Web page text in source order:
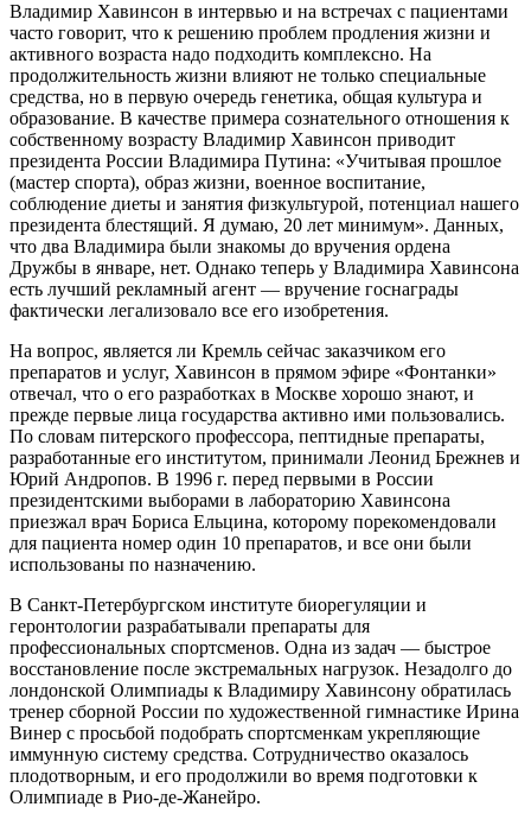
Владимир Хавинсон в интервью и на встречах с пациентами
часто говорит, что к решению проблем продления жизни и
активного возраста надо подходить комплексно. На
продолжительность жизни влияют не только специальные
средства, но в первую очередь генетика, общая культура и
образование. В качестве примера сознательного отношения к
собственному возрасту Владимир Хавинсон приводит
президента России Владимира Путина: «Учитывая прошлое
(мастер спорта), образ жизни, военное воспитание,
соблюдение диеты и занятия физкультурой, потенциал нашего
президента блестящий. Я думаю, 20 лет минимум». Данных,
что два Владимира были знакомы до вручения ордена
Дружбы в январе, нет. Однако теперь у Владимира Хавинсона
есть лучший рекламный агент — вручение госнаграды
фактически легализовало все его изобретения.
На вопрос, является ли Кремль сейчас заказчиком его
препаратов и услуг, Хавинсон в прямом эфире «Фонтанки»
отвечал, что о его разработках в Москве хорошо знают, и
прежде первые лица государства активно ими пользовались.
По словам питерского профессора, пептидные препараты,
разработанные его институтом, принимали Леонид Брежнев и
Юрий Андропов. В 1996 г. перед первыми в России
президентскими выборами в лабораторию Хавинсона
приезжал врач Бориса Ельцина, которому порекомендовали
для пациента номер один 10 препаратов, и все они были
использованы по назначению.
В Санкт-Петербургском институте биорегуляции и
геронтологии разрабатывали препараты для
профессиональных спортсменов. Одна из задач — быстрое
восстановление после экстремальных нагрузок. Незадолго до
лондонской Олимпиады к Владимиру Хавинсону обратилась
тренер сборной России по художественной гимнастике Ирина
Винер с просьбой подобрать спортсменкам укрепляющие
иммунную систему средства. Сотрудничество оказалось
плодотворным, и его продолжили во время подготовки к
Олимпиаде в Рио-де-Жанейро.